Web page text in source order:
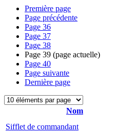
Première page
Page précédente
Page 36
Page 37
Page 38
Page 39 (page actuelle)
Page 40
Page suivante
Dernière page
Nom
Sifflet de commandant